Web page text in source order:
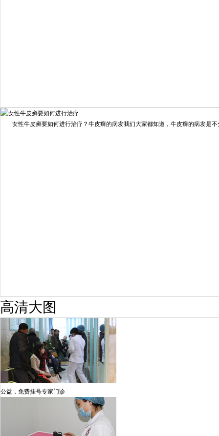
我要咨询 我要预约
女性牛皮癣要如何进行治疗？牛皮癣的病发我们大家都知道，牛皮癣的病发是不
高清大图
公益，免费挂号专家门诊